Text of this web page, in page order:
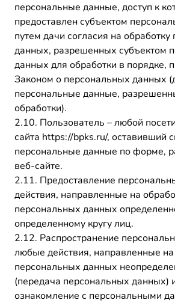
персональные данные, доступ к
предоставлен субъектом
путем дачи согласия на
данных, разрешенных субъектом
данных для обработки в порядке,
Законом о персональных данных
персональные данные,
обработки).
2.10. Пользователь – любой
сайта https://bpks.ru/, оставивший
персональные данные по форме,
веб-сайте.
2.11. Предоставление
действия, направленные на
персональных данных
определенному кругу лиц.
2.12. Распространение
любые действия, направленные
персональных данных
(передача персональных данных)
ознакомление с персональными